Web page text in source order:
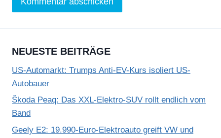
NEUESTE BEITRÄGE
US-Automarkt: Trumps Anti-EV-Kurs isoliert US-
Autobauer
Škoda Peaq: Das XXL-Elektro-SUV rollt endlich vom
Band
Geely E2: 19.990-Euro-Elektroauto greift VW und